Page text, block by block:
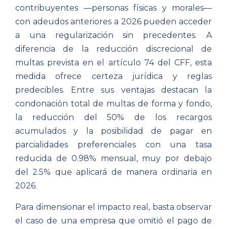
contribuyentes —personas físicas y morales—
con adeudos anteriores a 2026 pueden acceder
a una regularización sin precedentes. A
diferencia de la reducción discrecional de
multas prevista en el artículo 74 del CFF, esta
medida ofrece certeza jurídica y reglas
predecibles. Entre sus ventajas destacan la
condonación total de multas de forma y fondo,
la reducción del 50% de los recargos
acumulados y la posibilidad de pagar en
parcialidades preferenciales con una tasa
reducida de 0.98% mensual, muy por debajo
del 2.5% que aplicará de manera ordinaria en
2026.
Para dimensionar el impacto real, basta observar
el caso de una empresa que omitió el pago de